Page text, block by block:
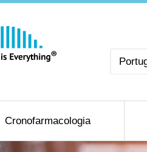
Escolha
Cronofarmacologia